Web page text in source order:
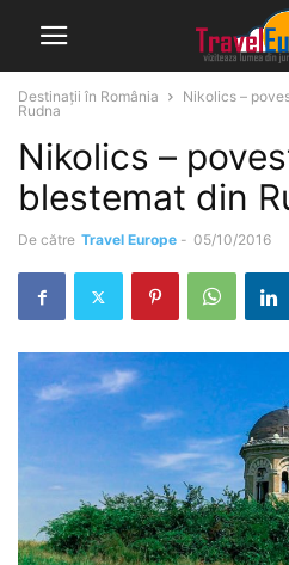
Destinații în România
Nikolics –
Rudna
Nikolics –
blestemat din
De către Travel Europe - 05/10/2016